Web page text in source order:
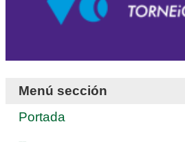
Menú sección
Portada